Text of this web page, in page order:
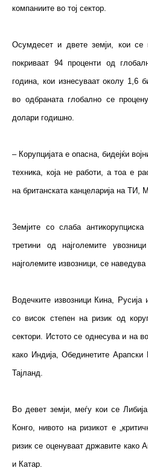
компаниите во тој сектор.
Осумдесет и двете земји, кои се
покриваат 94 проценти од
година, кои изнесуваат околу 1,6
во одбраната глобално се
долари годишно.
– Корупцијата е опасна, бидејќи
техника, која не работи, а тоа е
на британската канцеларија на ТИ,
Земјите со слаба
третини од најголемите
најголемите извозници, се
Водечките извозници Кина,
со висок степен на ризик од
сектори. Истото се однесува и на
како Индија, Обединетите
Тајланд.
Во девет земји, меѓу кои се
Конго, нивото на ризикот е
ризик се оценуваат државите како
и Катар.